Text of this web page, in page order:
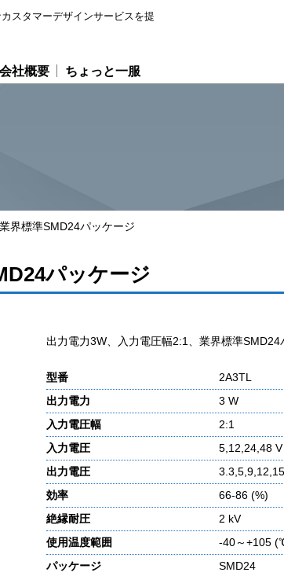
スタマーデザインサービスを提
会社概要 ちょっと一服
界標準SMD24パッケージ
パッケージ
出力電力3W、入力電圧幅2:1、業界標準SMD24
型番
2A3TL
出力電力
3 W
入力電圧幅
2:1
入力電圧
5,12,24,48 V
出力電圧
効率
66-86 (%)
絶縁耐圧
2 kV
使用温度範囲
-40～+105
パッケージ
SMD24